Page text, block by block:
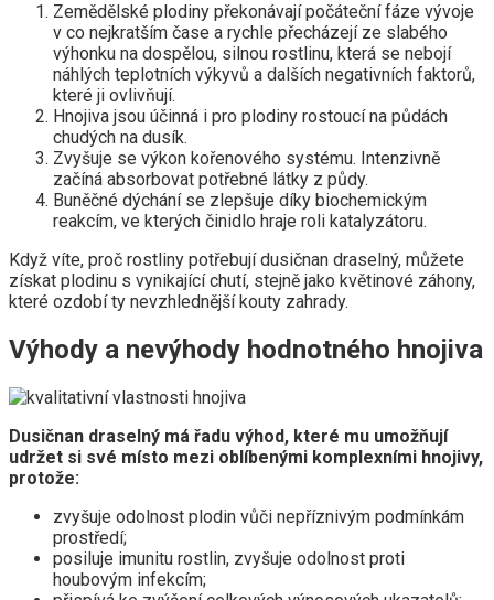
Zemědělské plodiny překonávají počáteční fáze vývoje
v co nejkratším čase a rychle přecházejí ze slabého
výhonku na dospělou, silnou rostlinu, která se nebojí
náhlých teplotních výkyvů a dalších negativních faktorů,
které ji ovlivňují.
Hnojiva jsou účinná i pro plodiny rostoucí na půdách
chudých na dusík.
Zvyšuje se výkon kořenového systému. Intenzivně
začíná absorbovat potřebné látky z půdy.
Buněčné dýchání se zlepšuje díky biochemickým
reakcím, ve kterých činidlo hraje roli katalyzátoru.
Když víte, proč rostliny potřebují dusičnan draselný, můžete
získat plodinu s vynikající chutí, stejně jako květinové záhony,
které ozdobí ty nevzhlednější kouty zahrady.
Výhody a nevýhody hodnotného hnojiva
Dusičnan draselný má řadu výhod, které mu umožňují
udržet si své místo mezi oblíbenými komplexními hnojivy,
protože:
zvyšuje odolnost plodin vůči nepříznivým podmínkám
prostředí;
posiluje imunitu rostlin, zvyšuje odolnost proti
houbovým infekcím;